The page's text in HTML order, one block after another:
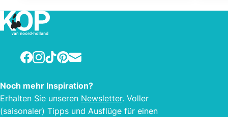
Facebook
Instagram
TikTokPinterest
E-mail
Noch mehr Inspiration?
Erhalten Sie unseren Newsletter. Voller
(saisonaler) Tipps und Ausflüge für einen